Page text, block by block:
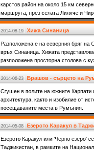
карстов район на около 15 км
маршрута, през селата Лиляче и
2014-08-19 Хижа Синаница
Разположена е на северния бряг на
връх Синаница. Хижата
разположена просторна столова с
2014-06-23 Брашов - сърцето на
Сгушен в полите на южните Карпати
архитектура, както и изобилие от
посещаваните места в Румъния.
2014-05-08 Езерото Каракул в
Езерото Каракул или 'Черно езеро'
Таджикистан, в рамките на